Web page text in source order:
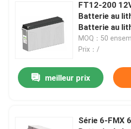
Aperçu
FT12-200
Batterie au
Batterie au
MOQ：50
Prix：/
meilleur prix
Série 6-FMX